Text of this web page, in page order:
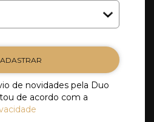
de novidades pela Duo
de acordo com a